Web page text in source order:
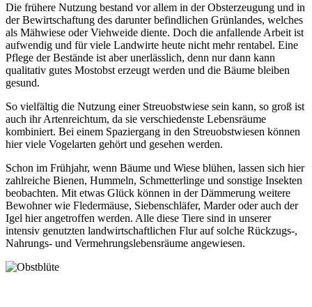
Die frühere Nutzung bestand vor allem in der Obsterzeugung und in
der Bewirtschaftung des darunter befindlichen Grünlandes, welches
als Mähwiese oder Viehweide diente. Doch die anfallende Arbeit ist
aufwendig und für viele Landwirte heute nicht mehr rentabel. Eine
Pflege der Bestände ist aber unerlässlich, denn nur dann kann
qualitativ gutes Mostobst erzeugt werden und die Bäume bleiben
gesund.
So vielfältig die Nutzung einer Streuobstwiese sein kann, so groß ist
auch ihr Artenreichtum, da sie verschiedenste Lebensräume
kombiniert. Bei einem Spaziergang in den Streuobstwiesen können
hier viele Vogelarten gehört und gesehen werden.
Schon im Frühjahr, wenn Bäume und Wiese blühen, lassen sich hier
zahlreiche Bienen, Hummeln, Schmetterlinge und sonstige Insekten
beobachten. Mit etwas Glück können in der Dämmerung weitere
Bewohner wie Fledermäuse, Siebenschläfer, Marder oder auch der
Igel hier angetroffen werden. Alle diese Tiere sind in unserer
intensiv genutzten landwirtschaftlichen Flur auf solche Rückzugs-,
Nahrungs- und Vermehrungslebensräume angewiesen.